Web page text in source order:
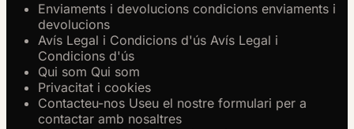
Enviaments i devolucions condicions enviaments i
devolucions
Avís Legal i Condicions d'ús Avís Legal i
Condicions d'ús
Qui som Qui som
Privacitat i cookies
Contacteu-nos Useu el nostre formulari per a
contactar amb nosaltres